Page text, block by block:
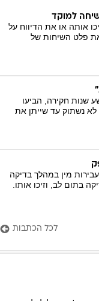
שייכו אותה או את הדיווח על
פלט השיחות של
שנות חקירה, הביעו
נשתוק עד שייתן את
מין במהלך בדיקה
בתום לב, וזיכו אותו.
לכל הכתבות